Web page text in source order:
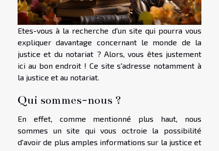
Etes-vous à la recherche d'un site qui pourra vous
expliquer davantage concernant le monde de la
justice et du notariat ? Alors, vous êtes justement
ici au bon endroit ! Ce site s'adresse notamment à
la justice et au notariat.
Qui sommes-nous ?
En effet, comme mentionné plus haut, nous
sommes un site qui vous octroie la possibilité
d'avoir de plus amples informations sur la justice et